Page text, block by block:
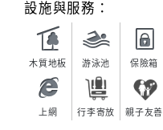
設施與服務：
木質地板 游泳池 保險箱
上網 行李寄放 親子友善